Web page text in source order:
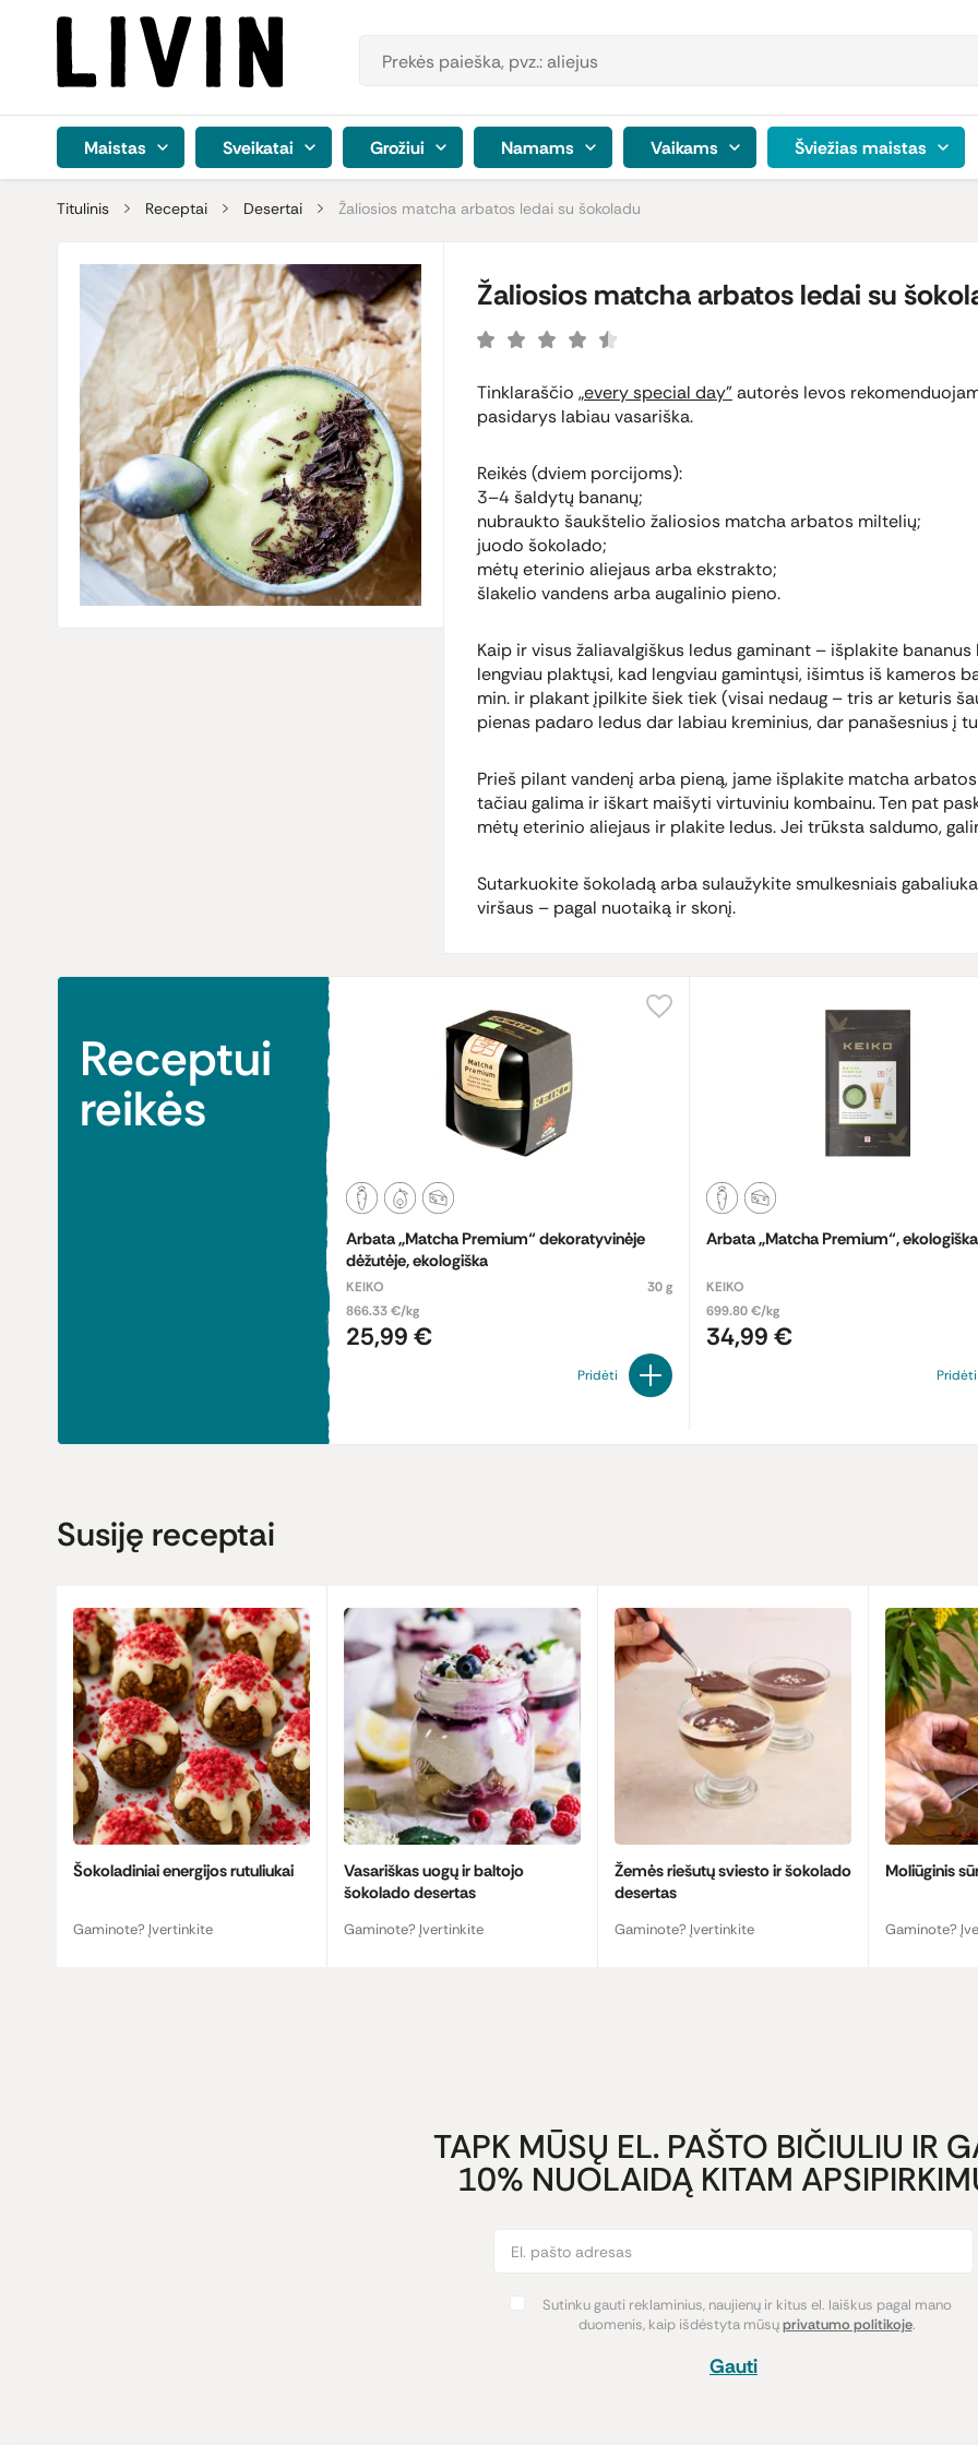
Maistas Sveikatai Grožiui Namams Vaikams Šviežias maistas
Titulinis Receptai Desertai Žaliosios matcha arbatos ledai su šokoladu
Žaliosios matcha arbatos ledai su
Tinklaraščio „every special day”autorės Ievos
pasidarys labiau vasariška.
Reikės (dviem porcijoms):
3–4 šaldytų bananų;
nubraukto šaukštelio žaliosios matcha arbatos miltelių;
juodo šokolado;
mėtų eterinio aliejaus arba ekstrakto;
šlakelio vandens arba augalinio pieno.
Kaip ir visus žaliavalgiškus ledus gaminant – išplakite
lengviau plaktųsi, kad lengviau gamintųsi, išimtus iš
min. ir plakant įpilkite šiek tiek (visai nedaug – tris ar keturis
pienas padaro ledus dar labiau kreminius, dar panašesnius į
Prieš pilant vandenį arba pieną, jame išplakite matcha
tačiau galima ir iškart maišyti virtuviniu kombainu. Ten pat
mėtų eterinio aliejaus ir plakite ledus. Jei trūksta saldumo,
Sutarkuokite šokoladą arba sulaužykite smulkesniais
viršaus – pagal nuotaiką ir skonį.
Receptui
reikės
Arbata „Matcha Premium“ dekoratyvinėje
dėžutėje, ekologiška
KEIKO
30 g
866.33 €/kg
25,99 €
Pridėti
Arbata „Matcha Premium“, ekologiška
KEIKO
699.80 €/kg
34,99 €
Pridėti
Susiję receptai
Šokoladiniai energijos rutuliukai
Gaminote? Įvertinkite
Vasariškas uogų ir baltojo
šokolado desertas
Gaminote? Įvertinkite
Žemės riešutų sviesto ir šokolado
desertas
Gaminote? Įvertinkite
Moliūginis
Gaminote?
TAPK MŪSŲ EL. PAŠTO BIČIULIU IR
10% NUOLAIDĄ KITAM
Sutinku gauti reklaminius, naujienų ir kitus el. laiškus pagal mano
duomenis, kaip išdėstyta mūsųprivatumo politikoje.
Gauti